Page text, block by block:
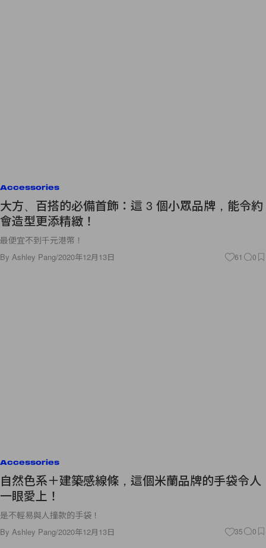
Accessories
大方、百搭的必備首飾：這 3 個小眾品牌，能令約
會造型更添精緻！
最便宜不到千元港幣！
By Ashley Pang/2020年12月13日 61 0
Accessories
自然色系＋建築感線條，這個米蘭品牌的手袋令人
一眼愛上！
是不輕易與人撞款的手袋！
By Ashley Pang/2020年12月13日 35 0